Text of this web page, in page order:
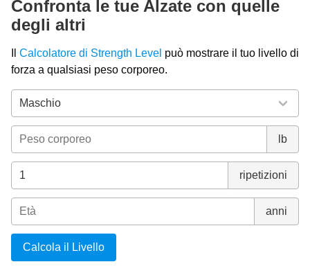
Confronta le tue Alzate con quelle
degli altri
Calcolatore di Strength Level può mostrare il tuo livello di
forza a qualsiasi peso corporeo.
lb
ripetizioni
anni
Calcola il Livello